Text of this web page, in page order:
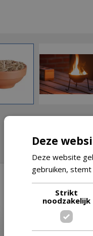
Deze
Deze website
gebruiken,
Strikt
noodzakelijk